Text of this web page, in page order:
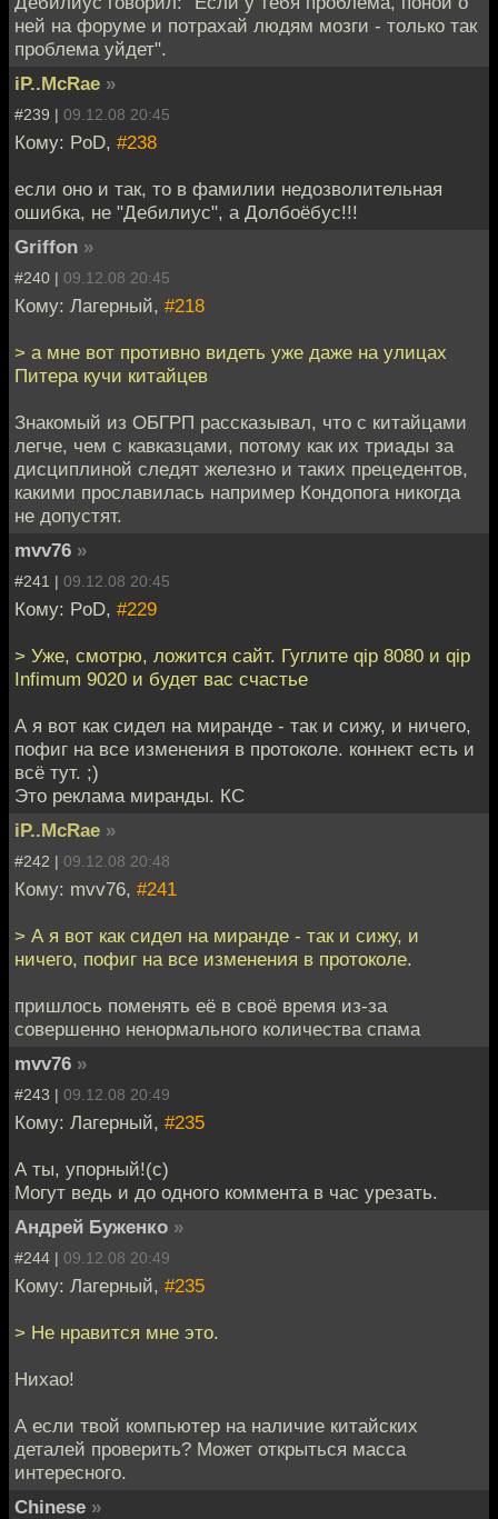
ней на форуме и потрахай людям мозги - только так
проблема уйдет".
iP..McRae »
#239 | 09.12.08 20:45
Кому: PoD, #238
если оно и так, то в фамилии недозволительная
ошибка, не "Дебилиус", а Долбоёбус!!!
Griffon »
#240 | 09.12.08 20:45
Кому: Лагерный, #218
> а мне вот противно видеть уже даже на улицах
Питера кучи китайцев
Знакомый из ОБГРП рассказывал, что с китайцами
легче, чем с кавказцами, потому как их триады за
дисциплиной следят железно и таких прецедентов,
какими прославилась например Кондопога никогда
не допустят.
mvv76 »
#241 | 09.12.08 20:45
Кому: PoD, #229
> Уже, смотрю, ложится сайт. Гуглите qip 8080 и qip
Infimum 9020 и будет вас счастье
А я вот как сидел на миранде - так и сижу, и ничего,
пофиг на все изменения в протоколе. коннект есть и
всё тут. ;)
Это реклама миранды. КС
iP..McRae »
#242 | 09.12.08 20:48
Кому: mvv76, #241
> А я вот как сидел на миранде - так и сижу, и
ничего, пофиг на все изменения в протоколе.
пришлось поменять её в своё время из-за
совершенно ненормального количества спама
mvv76 »
#243 | 09.12.08 20:49
Кому: Лагерный, #235
А ты, упорный!(с)
Могут ведь и до одного коммента в час урезать.
Андрей Буженко »
#244 | 09.12.08 20:49
Кому: Лагерный, #235
> Не нравится мне это.
Нихао!
А если твой компьютер на наличие китайских
деталей проверить? Может открыться масса
интересного.
Chinese »